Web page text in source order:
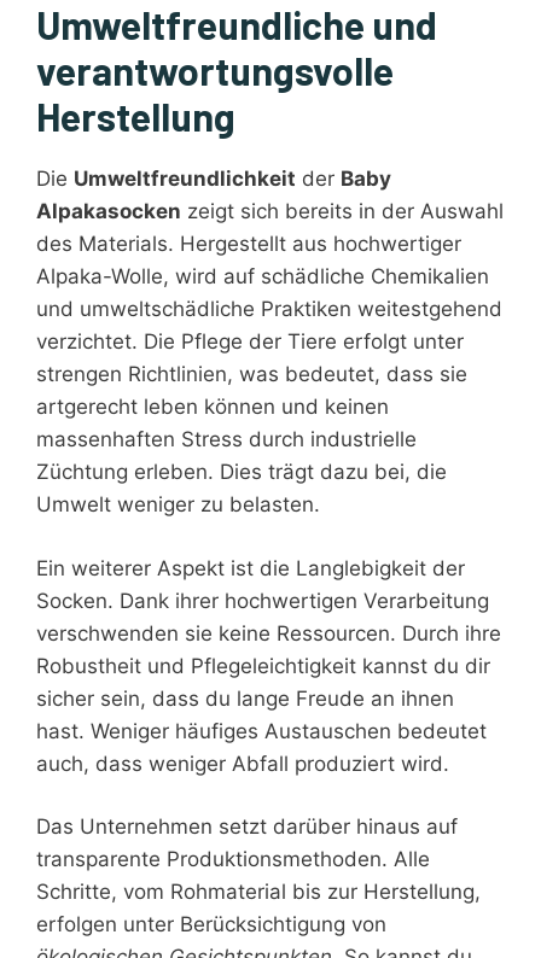
Umweltfreundliche und
verantwortungsvolle
Herstellung
Die Umweltfreundlichkeit der Baby
Alpakasocken zeigt sich bereits in der Auswahl
des Materials. Hergestellt aus hochwertiger
Alpaka-Wolle, wird auf schädliche Chemikalien
und umweltschädliche Praktiken weitestgehend
verzichtet. Die Pflege der Tiere erfolgt unter
strengen Richtlinien, was bedeutet, dass sie
artgerecht leben können und keinen
massenhaften Stress durch industrielle
Züchtung erleben. Dies trägt dazu bei, die
Umwelt weniger zu belasten.
Ein weiterer Aspekt ist die Langlebigkeit der
Socken. Dank ihrer hochwertigen Verarbeitung
verschwenden sie keine Ressourcen. Durch ihre
Robustheit und Pflegeleichtigkeit kannst du dir
sicher sein, dass du lange Freude an ihnen
hast. Weniger häufiges Austauschen bedeutet
auch, dass weniger Abfall produziert wird.
Das Unternehmen setzt darüber hinaus auf
transparente Produktionsmethoden. Alle
Schritte, vom Rohmaterial bis zur Herstellung,
erfolgen unter Berücksichtigung von